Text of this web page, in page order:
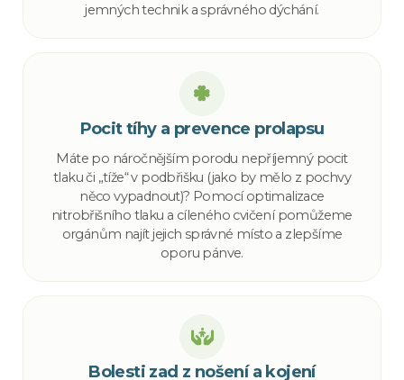
jemných technik a správného dýchání.
Pocit tíhy a prevence prolapsu
Máte po náročnějším porodu nepříjemný pocit
tlaku či „tíže“ v podbřišku (jako by mělo z pochvy
něco vypadnout)? Pomocí optimalizace
nitrobřišního tlaku a cíleného cvičení pomůžeme
orgánům najít jejich správné místo a zlepšíme
oporu pánve.
Bolesti zad z nošení a kojení